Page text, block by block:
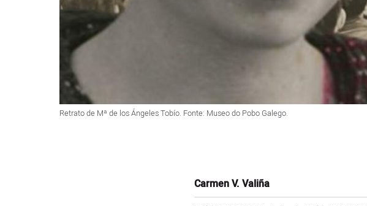
Retrato de Mª de los Ángeles Tobío. Fonte: Museo do Pobo Galego.
Carmen V. Valiña